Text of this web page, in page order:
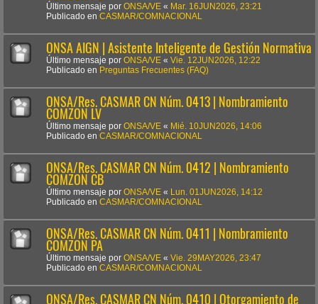
Último mensaje por ONSA/VE « Mar. 16JUN2026, 23:21
Publicado en CASMAR/COMNACIONAL
ONSA AIGN | Asistente Inteligente de Gestión Normativa
Último mensaje por ONSA/VE « Vie. 12JUN2026, 12:22
Publicado en Preguntas Frecuentes (FAQ)
ONSA/Res. CASMAR CN Núm. 0413 | Nombramiento
COMZON LV
Último mensaje por ONSA/VE « Mié. 10JUN2026, 14:06
Publicado en CASMAR/COMNACIONAL
ONSA/Res. CASMAR CN Núm. 0412 | Nombramiento
COMZON CB
Último mensaje por ONSA/VE «
Lun. 01JUN2026, 14:12
Publicado en CASMAR/COMNACIONAL
ONSA/Res. CASMAR CN Núm. 0411 | Nombramiento
COMZON PA
Último mensaje por ONSA/VE « Vie. 29MAY2026, 23:47
Publicado en CASMAR/COMNACIONAL
ONSA/Res. CASMAR CN Núm. 0410 | Otorgamiento de